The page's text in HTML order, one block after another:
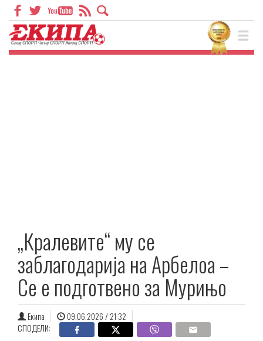
„Кралевите“ му се
заблагодарија на Арбелоа –
Се е подготвено за Мурињо
Екипа
09.06.2026 / 21:32
СПОДЕЛИ: